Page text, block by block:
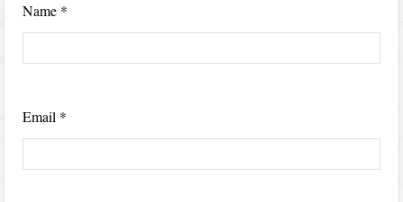
Name *
Email *